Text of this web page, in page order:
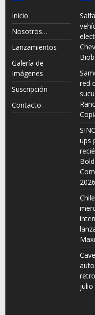
Inicio
Nosotros…
Lanzamientos
Galería de
Imágenes
Suscripción
Contacto
red
ups
2026
julio